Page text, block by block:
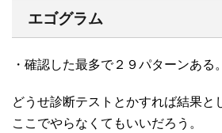
エゴグラム
・確認した最多で２９パターンある
どうせ診断テストとかすれば結果と
ここでやらなくてもいいだろう。